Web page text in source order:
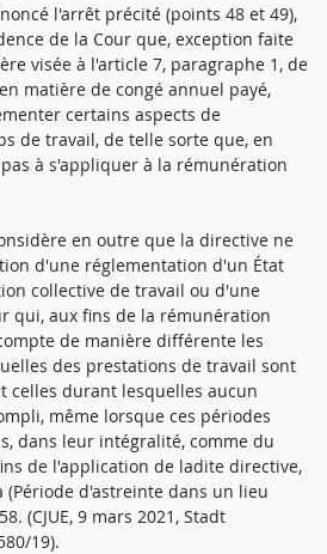
l'arrêt précité (points 48 et 49),
de la Cour que, exception faite
visée à l'article 7, paragraphe 1, de
matière de congé annuel payé,
certains aspects de
de travail, de telle sorte que, en
à s'appliquer à la rémunération
en outre que la directive ne
d'une réglementation d'un État
collective de travail ou d'une
qui, aux fins de la rémunération
de manière différente les
des prestations de travail sont
celles durant lesquelles aucun
même lorsque ces périodes
dans leur intégralité, comme du
de l'application de ladite directive,
(Période d'astreinte dans un lieu
(CJUE, 9 mars 2021, Stadt
19).